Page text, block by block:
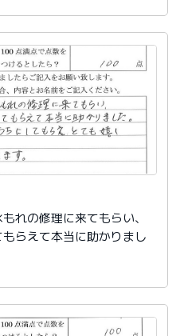
れの修理に来てもらい、
らえて本当に助かりまし
す。